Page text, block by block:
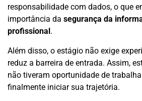
responsabilidade com dados, o que
importância da segurança da
profissional.
Além disso, o estágio não exige
reduz a barreira de entrada. Assim,
não tiveram oportunidade de
finalmente iniciar sua trajetória.